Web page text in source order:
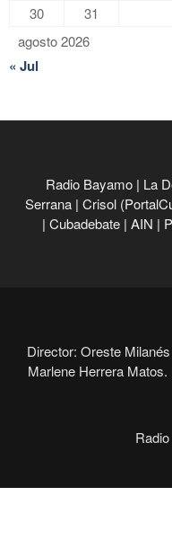
agosto 2026
30
31
« Jul
Radio Bayamo | La
Serrana | Crisol
| Cubadebate | AIN |
Director: Oreste
Marlene Herrera Matos.